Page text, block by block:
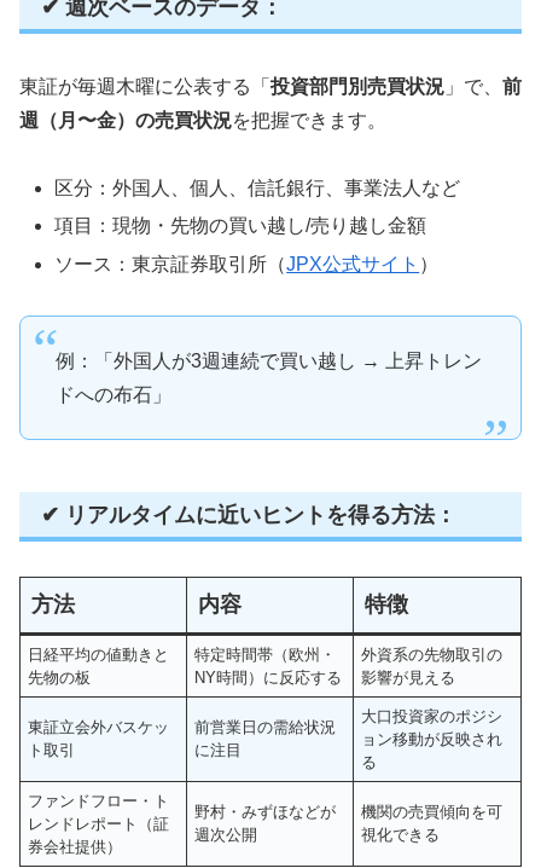
✔ 週次ベースのデータ：
東証が毎週木曜に公表する「 投資部門別売買状況 」で、 前
週（月〜金）の売買状況を把握できます。
区分：外国人、個人、信託銀行、事業法人など
項目：現物・先物の買い越し/売り越し金額
ソース：東京証券取引所（JPX公式サイト ）
例：「外国人が3週連続で買い越し → 上昇トレン
ドへの布石」
✔ リアルタイムに近いヒントを得る方法：
方法 内容 特徴
日経平均の値動きと
先物の板
特定時間帯（欧州・
NY時間）に反応する
外資系の先物取引の
影響が見える
東証立会外バスケッ
ト取引
前営業日の需給状況
に注目
大口投資家のポジシ
ョン移動が反映され
る
ファンドフロー・ト
レンドレポート（証
券会社提供）
野村・みずほなどが
週次公開
機関の売買傾向を可
視化できる